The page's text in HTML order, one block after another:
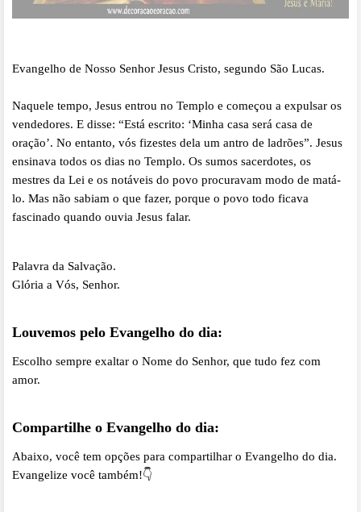
Evangelho de Nosso Senhor Jesus Cristo, segundo São Lucas.
Naquele tempo, Jesus entrou no Templo e começou a expulsar os
vendedores. E disse: “Está escrito: ‘Minha casa será casa de
oração’. No entanto, vós fizestes dela um antro de ladrões”. Jesus
ensinava todos os dias no Templo. Os sumos sacerdotes, os
mestres da Lei e os notáveis do povo procuravam modo de matá-
lo. Mas não sabiam o que fazer, porque o povo todo ficava
fascinado quando ouvia Jesus falar.
Palavra da Salvação.
Glória a Vós, Senhor.
Louvemos pelo Evangelho do dia:
Escolho sempre exaltar o Nome do Senhor, que tudo fez com
amor.
Compartilhe o Evangelho do dia:
Abaixo, você tem opções para compartilhar o Evangelho do dia.
Evangelize você também!👇